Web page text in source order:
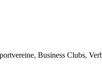
Business Clubs,